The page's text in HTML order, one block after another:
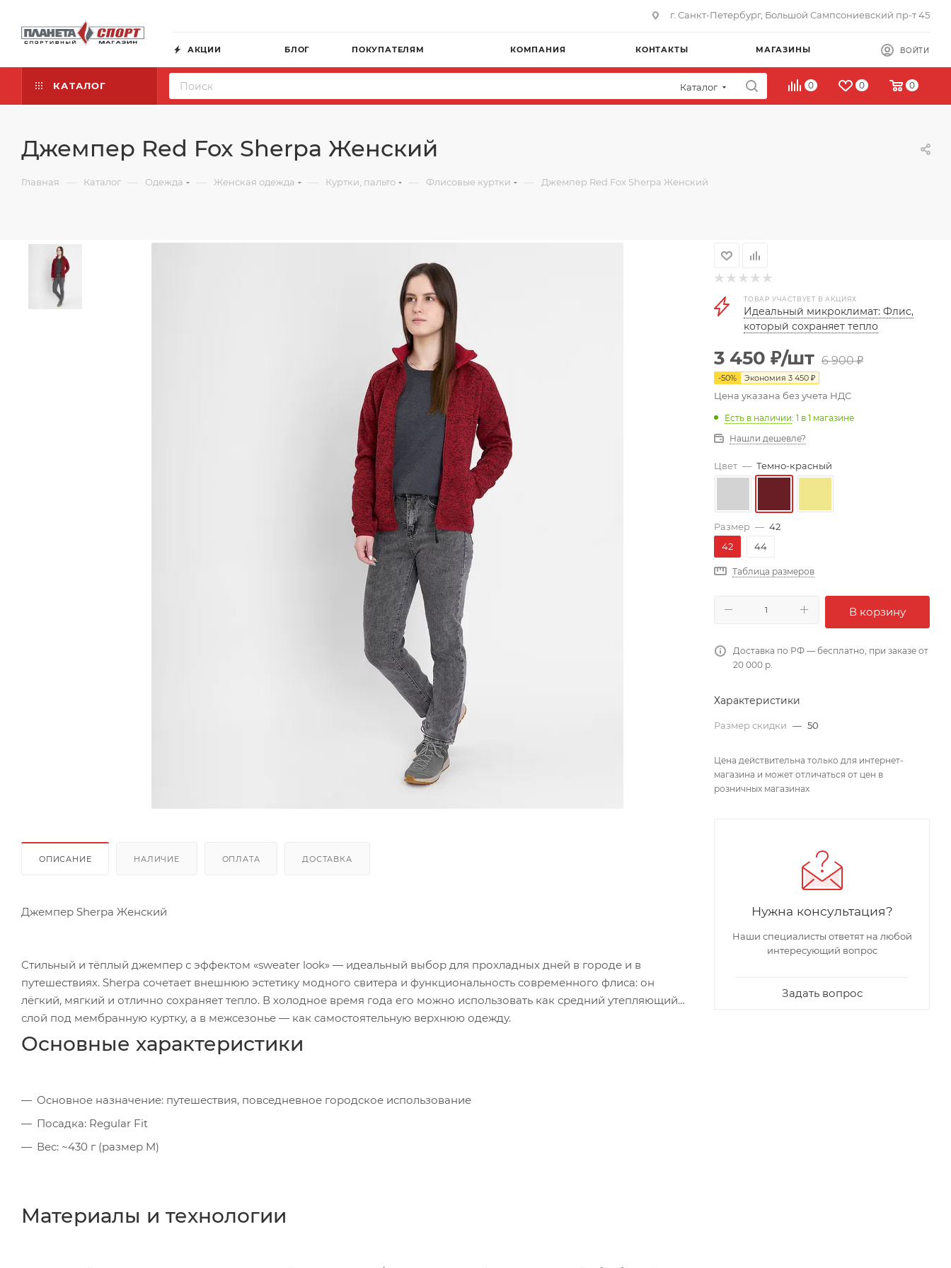
г. Санкт-Петербург, Большой Сампсониевский пр-т 45
АКЦИИ БЛОГ ПОКУПАТЕЛЯМ КОМПАНИЯ КОНТАКТЫ МАГАЗИНЫ ВОЙТИ
КАТАЛОГ Каталог 0 0 0
Джемпер Red Fox Sherpa Женский
Главная — Каталог — Одежда — Женская одежда — Куртки, пальто — Флисовые куртки — Джемпер Red Fox Sherpa Женский
ОПИСАНИЕ НАЛИЧИЕ ОПЛАТА ДОСТАВКА
Джемпер Sherpa Женский
Стильный и тёплый джемпер с эффектом «sweater look» — идеальный выбор для прохладных дней в городе и в
путешествиях. Sherpa сочетает внешнюю эстетику модного свитера и функциональность современного флиса: он
лёгкий, мягкий и отлично сохраняет тепло. В холодное время года его можно использовать как средний утепляющий
слой под мембранную куртку, а в межсезонье — как самостоятельную верхнюю одежду.
Основные характеристики
Основное назначение: путешествия, повседневное городское использование
Посадка: Regular Fit
Вес: ~430 г (размер M)
Материалы и технологии
ТОВАР УЧАСТВУЕТ В АКЦИЯХ
Идеальный микроклимат: Флис,
который сохраняет тепло
3 450 ₽/шт 6 900₽
-50% Экономия 3 450 ₽
Цена указана без учета НДС
Есть в наличии: 1 в 1 магазине
Нашли дешевле?
Цвет — Темно-красный
Размер — 42
42
44
Таблица размеров
В корзину
Доставка по РФ — бесплатно, при заказе от
20 000 р.
Характеристики
Размер скидки — 50
Цена действительна только для интернет-
магазина и может отличаться от цен в
розничных магазинах
Нужна консультация?
Наши специалисты ответят на любой
интересующий вопрос
Задать вопрос